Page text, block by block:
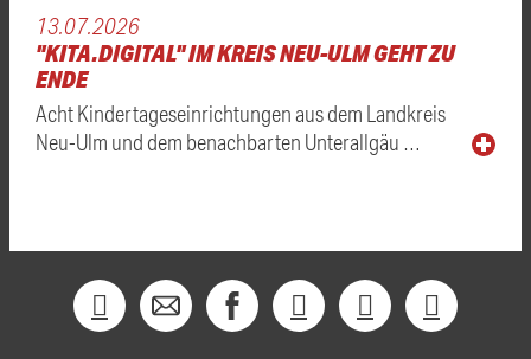
13.07.2026
"KITA.DIGITAL" IM KREIS NEU-ULM GEHT ZU
ENDE
Acht Kindertageseinrichtungen aus dem Landkreis
Neu-Ulm und dem benachbarten Unterallgäu …